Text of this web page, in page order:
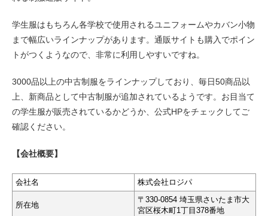
学生服はもちろん各学校で使用されるユニフォームやカバン小物
まで幅広いラインナップがあります。通販サイトも購入でポイン
トがつくようなので、非常に利用しやすいですね。
3000品以上の中古制服をラインナップしており、毎日50商品以
上、新商品として中古制服が追加されているようです。お目当て
の学生服が販売されているかどうか、公式HPをチェックしてご
確認ください。
【会社概要】
会社名 株式会社ロジパ
所在地
〒330-0854 埼玉県さいたま市大
宮区桜木町1丁目378番地